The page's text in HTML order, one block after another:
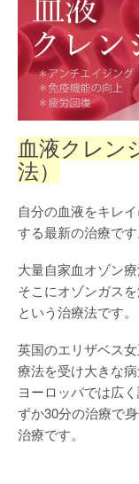
血液クレン
法）
自分の血液をキレ
する最新の治療です
大量自家血オゾン
そこにオゾンガス
という治療法です。
英国のエリザベス
療法を受け大きな
ヨーロッパでは広
ずか30分の治療で
治療です。